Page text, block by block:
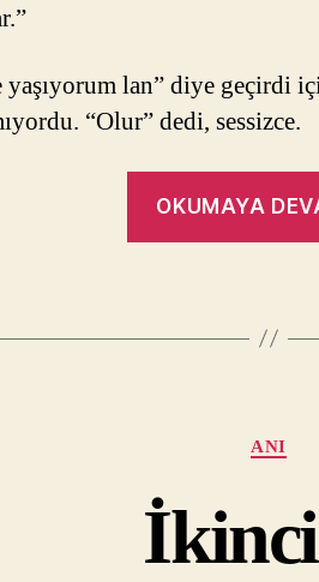
yaşıyorum lan” diye geçirdi
“Olur” dedi, sessizce.
OKUMAYA
ANI